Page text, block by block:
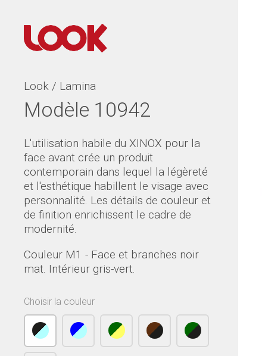
Look / Lamina
Modèle 10942
L'utilisation habile du XINOX pour la
face avant crée un produit
contemporain dans lequel la légèreté
et l'esthétique habillent le visage avec
personnalité. Les détails de couleur et
de finition enrichissent le cadre de
modernité.
Couleur M1 - Face et branches noir
mat. Intérieur gris-vert.
Choisir la couleur